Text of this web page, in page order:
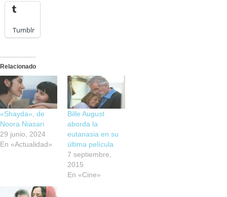
Tumblr
Relacionado
«Shayda», de
Noora Niasari
29 junio, 2024
En «Actualidad»
Bille August
aborda la
eutanasia en su
última película
7 septiembre,
2015
En «Cine»